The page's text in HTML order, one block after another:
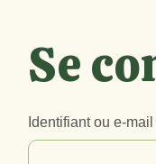
Se
Identifiant ou e-